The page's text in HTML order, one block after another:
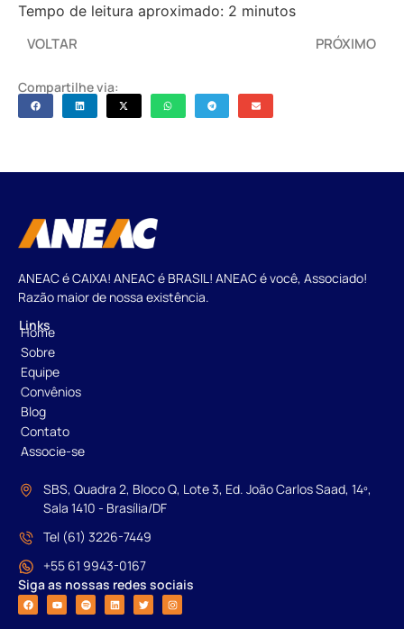
Compartilhe via:
Tempo de leitura aproximado: 2 minutos
VOLTAR PRÓXIMO
ANEAC é CAIXA! ANEAC é BRASIL! ANEAC é você, Associado!
Razão maior de nossa existência.
Links
Home
Sobre
Equipe
Convênios
Blog
Contato
Associe-se
SBS, Quadra 2, Bloco Q, Lote 3, Ed. João Carlos Saad, 14º,
Sala 1410 - Brasília/DF
Tel (61) 3226-7449
+55 61 9943-0167
Siga as nossas redes sociais